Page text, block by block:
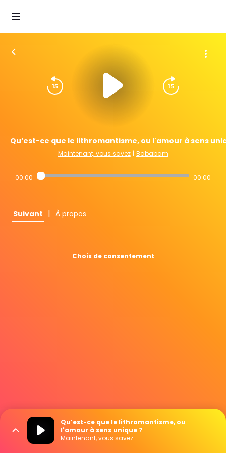
Qu’est-ce que le lithromantisme, ou l'amour à sens
Maintenant, vous savez | Bababam
00:00 00:00
Suivant | À propos
Choix de consentement
Qu’est-ce que le lithromantisme, ou
l'amour à sens unique ?
Maintenant, vous savez